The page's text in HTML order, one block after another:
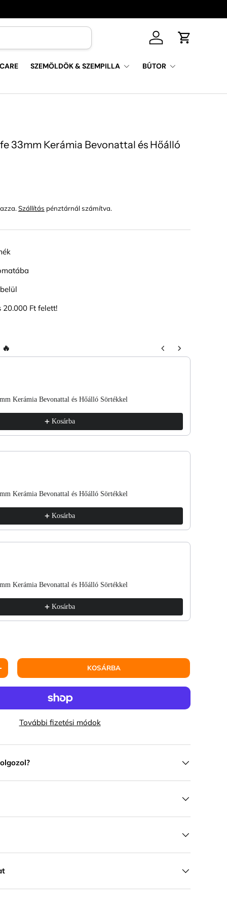
Log in Kosár
SZEMÖLDÖK & SZEMPILLA BÚTOR
33mm Kerámia Bevonattal és Hőálló
Szállítás pénztárnál számítva.
20.000 Ft felett!
buttons to navigate through product recommendations, or scroll
Kerámia Bevonattal és Hőálló Sörtékkel
Kosárba
Kerámia Bevonattal és Hőálló Sörtékkel
Kosárba
Kerámia Bevonattal és Hőálló Sörtékkel
Kosárba
KOSÁRBA
További fizetési módok